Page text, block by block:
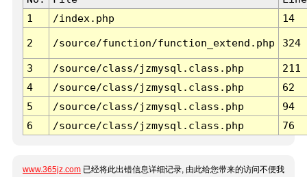
1
/index.php 14
2 /source/function/function_extend.php 324
3 /source/class/jzmysql.class.php
211
4
/source/class/jzmysql.class.php
62
5
/source/class/jzmysql.class.php
94
6
/source/class/jzmysql.class.php 76
www.365jz.com 已经将此出错信息详细记录, 由此给您带来的访问不便我